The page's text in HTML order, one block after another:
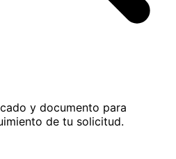
y documento para
de tu solicitud.